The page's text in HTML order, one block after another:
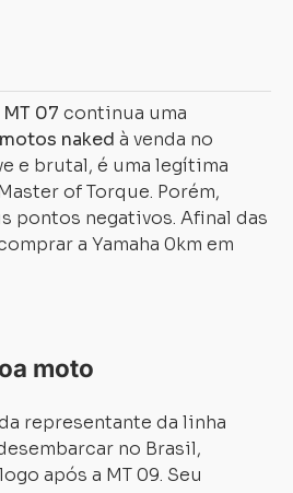
MT 07 continua uma
motos naked à venda no
e brutal, é uma legítima
of Torque. Porém,
pontos negativos. Afinal das
a Yamaha 0km em
moto
representante da linha
no Brasil,
após a MT 09. Seu